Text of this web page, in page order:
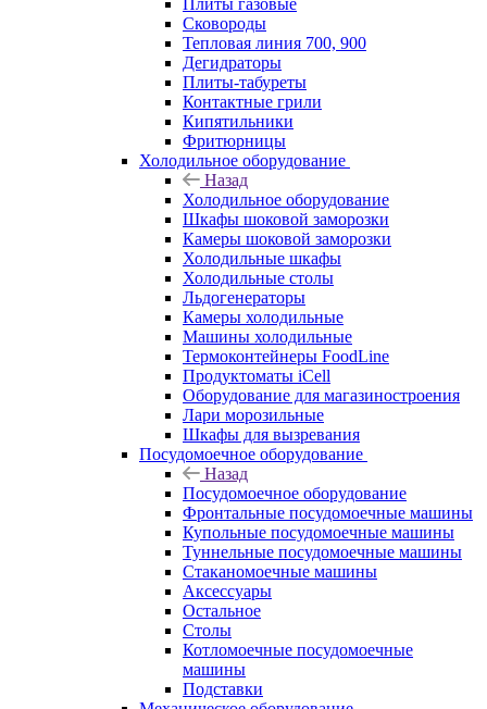
Плиты газовые
Сковороды
Тепловая линия 700, 900
Дегидраторы
Плиты-табуреты
Контактные грили
Кипятильники
Фритюрницы
Холодильное оборудование
Назад
Холодильное оборудование
Шкафы шоковой заморозки
Камеры шоковой заморозки
Холодильные шкафы
Холодильные столы
Льдогенераторы
Камеры холодильные
Машины холодильные
Термоконтейнеры FoodLine
Продуктоматы iCell
Оборудование для магазиностроения
Лари морозильные
Шкафы для вызревания
Посудомоечное оборудование
Назад
Посудомоечное оборудование
Фронтальные посудомоечные машины
Купольные посудомоечные машины
Туннельные посудомоечные машины
Стаканомоечные машины
Аксессуары
Остальное
Столы
Котломоечные посудомоечные
машины
Подставки